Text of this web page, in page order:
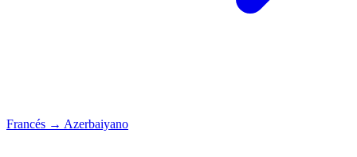
Francés → Azerbaiyano